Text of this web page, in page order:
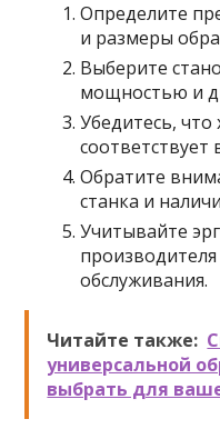
Определите
и размеры
Выберите
мощностью и
Убедитесь,
Обратите
станка и
Учитывайте
обслуживания.
Читайте также:
универсальной
выбрать для